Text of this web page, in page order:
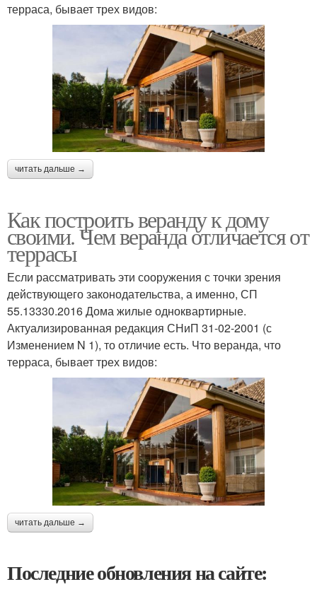
терраса, бывает трех видов:
читать дальше →
Как построить веранду к дому
своими. Чем веранда отличается от
террасы
Если рассматривать эти сооружения с точки зрения
действующего законодательства, а именно, СП
55.13330.2016 Дома жилые одноквартирные.
Актуализированная редакция СНиП 31-02-2001 (с
Изменением N 1), то отличие есть. Что веранда, что
терраса, бывает трех видов:
читать дальше →
Последние обновления на сайте: